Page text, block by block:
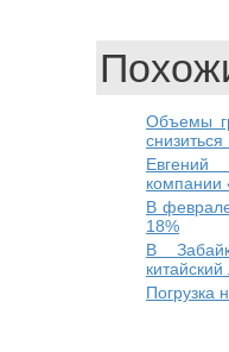
Объемы
Евгений
В
18%
В
Погрузка